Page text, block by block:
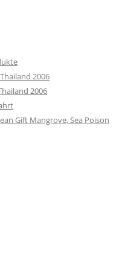
2006
2006
Gift Mangrove, Sea Poison